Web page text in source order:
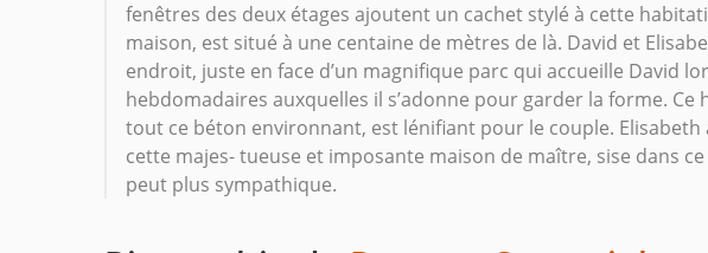
fenêtres des deux étages ajoutent un cachet stylé à cette
maison, est situé à une centaine de mètres de là. David et
endroit, juste en face d’un magnifique parc qui accueille David
hebdomadaires auxquelles il s’adonne pour garder la forme. Ce
tout ce béton environnant, est lénifiant pour le couple.
cette majes- tueuse et imposante maison de maître, sise dans
peut plus sympathique.